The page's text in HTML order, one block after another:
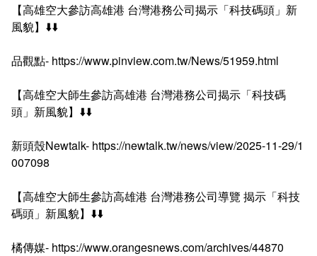
【高雄空大參訪高雄港 台灣港務公司揭示「科技碼頭」新
風貌】⬇️⬇️
品觀點- https://www.pinview.com.tw/News/51959.html
【高雄空大師生參訪高雄港 台灣港務公司揭示「科技碼
頭」新風貌】⬇️⬇️
新頭殼Newtalk- https://newtalk.tw/news/view/2025-11-29/1
007098
【高雄空大師生參訪高雄港 台灣港務公司導覽 揭示「科技
碼頭」新風貌】⬇️⬇️
橘傳媒- https://www.orangesnews.com/archives/44870